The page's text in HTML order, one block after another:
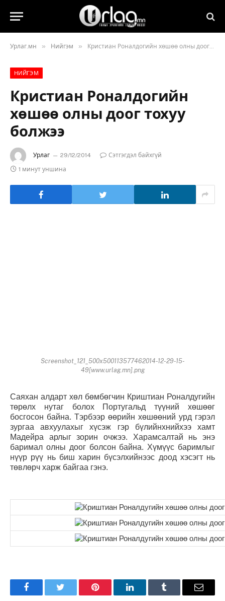
Урлаг.мн » Нийгэм » Кристиан Роналдогийн хөшөө олны доог тохуу болжээ
НИЙГЭМ
Кристиан Роналдогийн
хөшөө олны доог тохуу
болжээ
Урлаг 29/12/2014
Сэтгэгдэл байхгүй
1 минут уншина
Screenshot_121_500x500113577462014-12-29-15-
49[www.urlag.mn].png
Саяхан алдарт хөл бөмбөгчин Криштиан Роналдугийн
төрөлх нутаг болох Португальд түүний хөшөөг
босгосон байна. Тэрбээр өөрийн хөшөөний урд гэрэл
зургаа авхуулахыг хүсэж гэр бүлийнхнийхээ хамт
Мадейра арлыг зорин очжээ. Харамсалтай нь энэ
баримал олны доог болсон байна. Хүмүүс баримлыг
нүүр рүү нь биш харин бүсэлхийнээс доод хэсэгт нь
төвлөрч харж байгаа гэнэ.
FacebookTwitter Pinterest LinkedInTumblr Имэйл